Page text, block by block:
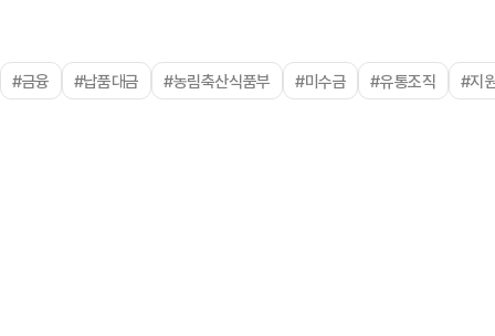
#금융 #납품대금 #농림축산식품부 #미수금 #유통조직 #지